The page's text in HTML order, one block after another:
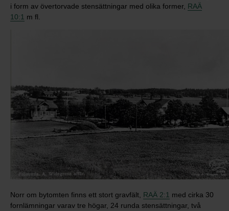
i form av övertorvade stensättningar med olika former, RAÄ
10:1 m fl.
Norr om bytomten finns ett stort gravfält, RAÄ 2:1 med cirka 30
fornlämningar varav tre högar, 24 runda stensättningar, två